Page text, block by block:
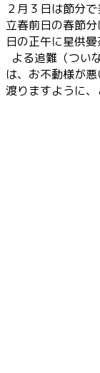
２月３日は節分
立春前日の春節
日の正午に星供
よる追難（つい
は、お不動様が
渡りますように